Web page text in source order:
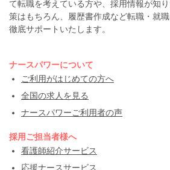
て転職を考えている方や、採用情報が知
策はもちろん、履歴書作成など転職・就
徹底サポートいたします。
ナースパワーについて
ご利用がはじめての方へ
全国の求人を見る
ナースパワーご利用者の声
採用ご担当者様へ
看護師紹介サービス
応援ナースサービス